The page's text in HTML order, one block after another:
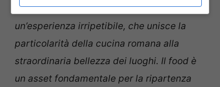
città è effettivamente capace di regalare
un’esperienza irripetibile, che unisce la
particolarità della cucina romana alla
straordinaria bellezza dei luoghi. Il food è
un asset fondamentale per la ripartenza